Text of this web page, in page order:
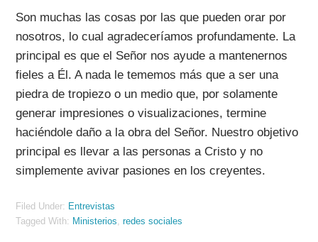
Son muchas las cosas por las que pueden orar por
nosotros, lo cual agradeceríamos profundamente. La
principal es que el Señor nos ayude a mantenernos
fieles a Él. A nada le tememos más que a ser una
piedra de tropiezo o un medio que, por solamente
generar impresiones o visualizaciones, termine
haciéndole daño a la obra del Señor. Nuestro objetivo
principal es llevar a las personas a Cristo y no
simplemente avivar pasiones en los creyentes.
Filed Under: Entrevistas
Tagged With: Ministerios,redes sociales